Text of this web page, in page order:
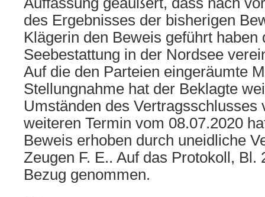
des Ergebnisses der bisherigen
Klägerin den Beweis geführt haben
Seebestattung in der Nordsee
Auf die den Parteien eingeräumte
Stellungnahme hat der Beklagte
Umständen des Vertragsschlusses
weiteren Termin vom 08.07.2020
Beweis erhoben durch uneidliche
Zeugen F. E.. Auf das Protokoll, Bl.
Bezug genommen.